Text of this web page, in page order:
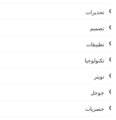
تحذيرات
تصميم
تطبيقات
تكنولوجيا
تويتر
جوجل
حصريات